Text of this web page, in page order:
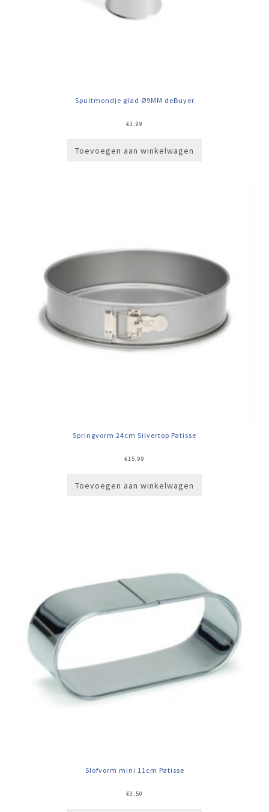
Spuitmondje glad Ø9MM deBuyer
€3,99
Toevoegen aan winkelwagen
Springvorm 24cm Silvertop Patisse
€15,99
Toevoegen aan winkelwagen
Slofvorm mini 11cm Patisse
€3,50